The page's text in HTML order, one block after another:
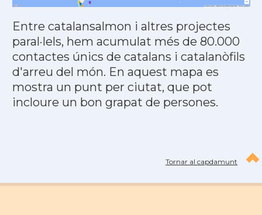
Entre catalansalmon i altres projectes
paral·lels, hem acumulat més de 80.000
contactes únics de catalans i catalanòfils
d'arreu del món. En aquest mapa es
mostra un punt per ciutat, que pot
incloure un bon grapat de persones.
Tornar al capdamunt